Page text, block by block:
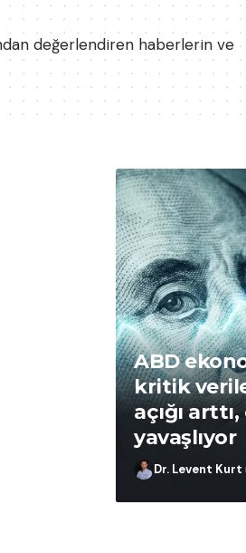
değerlendiren haberlerin ve
Dr. Levent Kurt
ABD
kritik
açığı
yavaşlıyor
Dr. Levent Kurt